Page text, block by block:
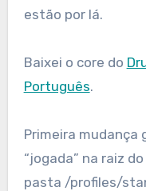
estão por lá.
Baixei o core do
Português.
Primeira mudança
“jogada” na raiz
pasta /profiles/